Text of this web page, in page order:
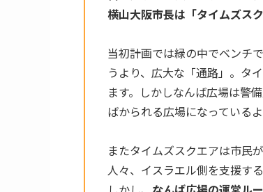
横山大阪市長は「タイムズス
当初計画では緑の中でベンチ
うより、広大な「通路」。タ
ます。しかしなんば広場は警
ばかられる広場になっているよ
またタイムズスクエアは市民
人々、イスラエル側を支援す